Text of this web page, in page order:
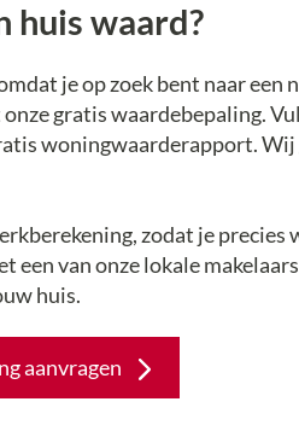
huis waard?
je op zoek bent naar
gratis waardebepaling.
woningwaarderapport.
zodat je precies
een van onze lokale
huis.
aanvragen